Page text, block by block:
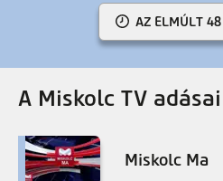
AZ ELMÚLT
A Miskolc TV adásai
Miskolc Ma